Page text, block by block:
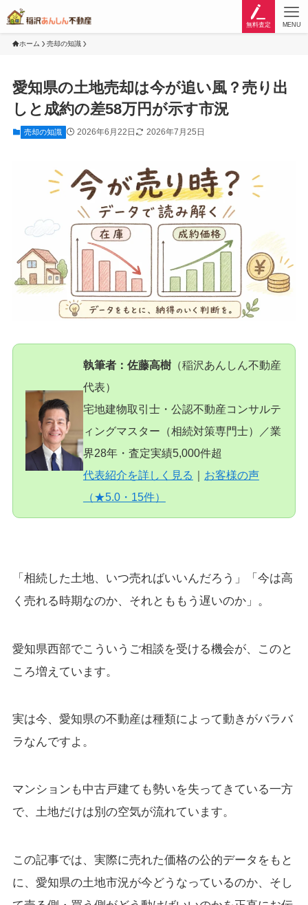
無料査定 MENU
ホーム 売却の知識
愛知県の土地売却は今が追い風？売り出
しと成約の差58万円が示す市況
売却の知識 2026年6月22日 2026年7月25日
執筆者：佐藤高樹（稲沢あんしん不動産
代表）
宅地建物取引士・公認不動産コンサルテ
ィングマスター（相続対策専門士）／業
界28年・査定実績5,000件超
代表紹介を詳しく見る ｜ お客様の声
（★5.0・15件）
「相続した土地、いつ売ればいいんだろう」「今は高
く売れる時期なのか、それとももう遅いのか」。
愛知県西部でこういうご相談を受ける機会が、このと
ころ増えています。
実は今、愛知県の不動産は種類によって動きがバラバ
ラなんですよ。
マンションも中古戸建ても勢いを失ってきている一方
で、土地だけは別の空気が流れています。
この記事では、実際に売れた価格の公的データをもと
に、愛知県の土地市況が今どうなっているのか、そし